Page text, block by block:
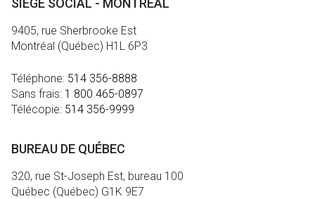
SIÈGE SOCIAL - MONTRÉAL
9405, rue Sherbrooke Est
Montréal (Québec) H1L 6P3
Téléphone: 514 356-8888
Sans frais: 1 800 465-0897
Télécopie: 514 356-9999
BUREAU DE QUÉBEC
320, rue St-Joseph Est, bureau 100
Québec (Québec) G1K 9E7